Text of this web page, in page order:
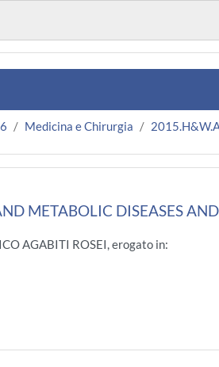
Medicina e Chirurgia
METABOLIC DISEASES
AGABITI ROSEI, erogato in: